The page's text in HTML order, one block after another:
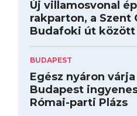
Új villamosvonal
rakparton, a Szent
Budafoki út között
BUDAPEST
Egész nyáron
Budapest
Római-parti Plázs